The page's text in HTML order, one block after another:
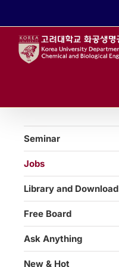
Seminar
Jobs
Library and Download
Free Board
Ask Anything
New & Hot